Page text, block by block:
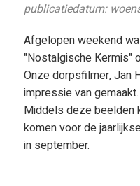
publicatiedatum:
Afgelopen weekend
"Nostalgische Kermis"
Onze dorpsfilmer, Jan
impressie van gemaakt.
Middels deze beelden
komen voor de
in september.